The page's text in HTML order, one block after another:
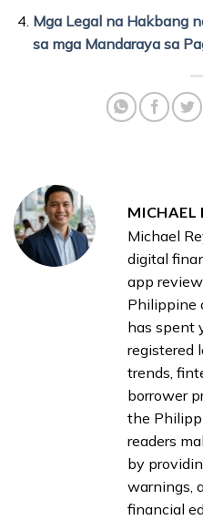
Mga Legal na Hakbang
sa mga Mandaraya sa
MICHAEL
Michael
digital
app
Philippine
has spent
registered
trends,
borrower
the
readers
by
warnings,
financial